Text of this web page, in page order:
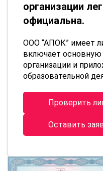
организации
официальна.
ООО “АПОК” имеет
включает
организации и
образовательной
Проверить
Оставить